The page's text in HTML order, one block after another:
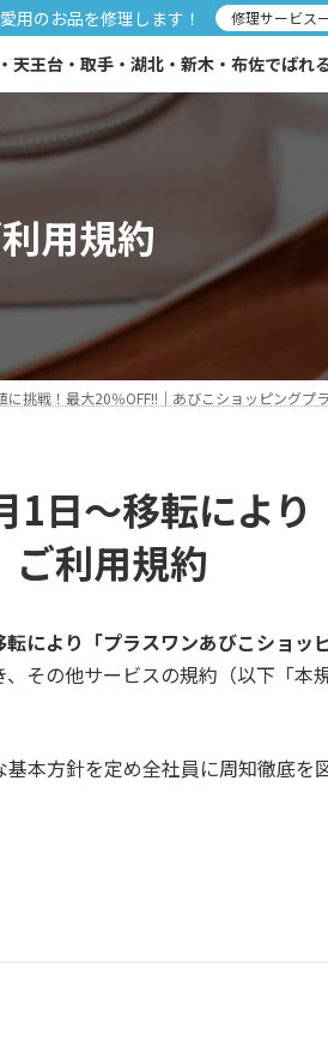
用のお品を修理します！ 修理サービス
天王台・取手・湖北・新木・布佐でばれ
用規約
挑戦！最大20％OFF!!｜あびこショッピングプ
1日～移転によ
ご利用規約
により「プラスワンあびこショッ
その他サービスの規約（以下「本
本方針を定め全社員に周知徹底を